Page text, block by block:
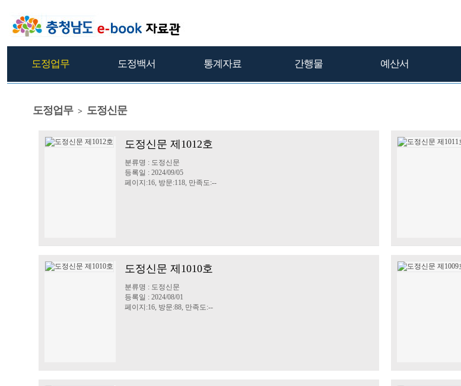
도정업무 도정백서 통계자료 간행물 예산서
도정업무 > 도정신문
도정신문 제1012호
분류명 : 도정신문
등록일 : 2024/09/05
페이지:16, 방문:118, 만족도:--
도정신문 제1010호
분류명 : 도정신문
등록일 : 2024/08/01
페이지:16, 방문:88, 만족도:--